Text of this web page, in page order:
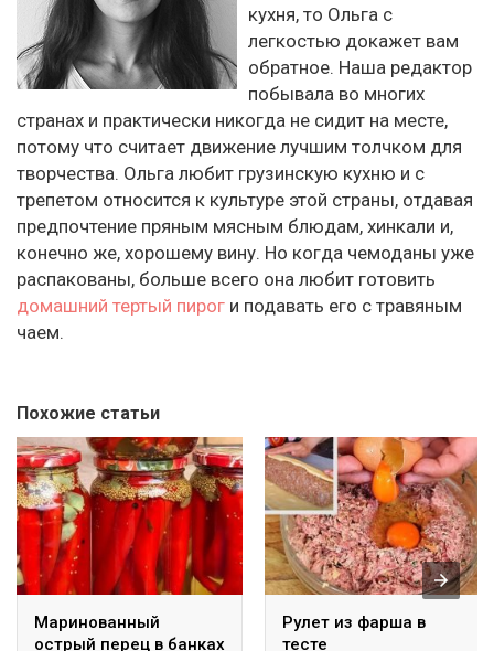
кухня, то Ольга с
легкостью докажет вам
обратное. Наша редактор
побывала во многих
странах и практически никогда не сидит на месте,
потому что считает движение лучшим толчком для
творчества. Ольга любит грузинскую кухню и с
трепетом относится к культуре этой страны, отдавая
предпочтение пряным мясным блюдам, хинкали и,
конечно же, хорошему вину. Но когда чемоданы уже
распакованы, больше всего она любит готовить
домашний тертый пирог и подавать его с травяным
чаем.
Похожие статьи
Маринованный
острый перец в банках
Рулет из фарша в
тесте